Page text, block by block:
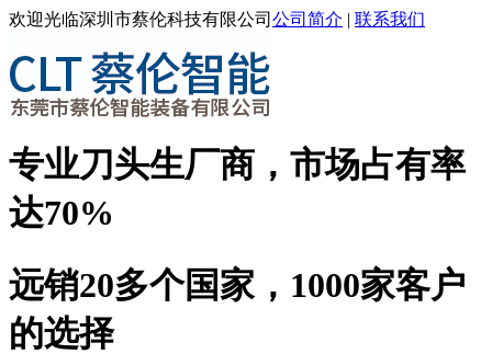
欢迎光临深圳市蔡伦科技有限公司 公司简介 | 联系我们
专业刀头生厂商，市场占有率
达70%
远销20多个国家，1000家客户
的选择